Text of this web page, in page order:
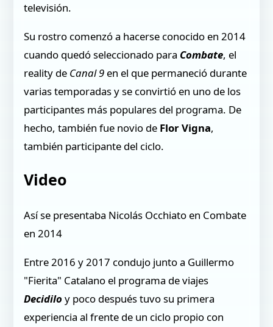
televisión.
Su rostro comenzó a hacerse conocido en 2014
cuando quedó seleccionado para Combate, el
reality de Canal 9 en el que permaneció durante
varias temporadas y se convirtió en uno de los
participantes más populares del programa. De
hecho, también fue novio de Flor Vigna,
también participante del ciclo.
Video
Así se presentaba Nicolás Occhiato en Combate
en 2014
Entre 2016 y 2017 condujo junto a Guillermo
"Fierita" Catalano el programa de viajes
Decidilo y poco después tuvo su primera
experiencia al frente de un ciclo propio con